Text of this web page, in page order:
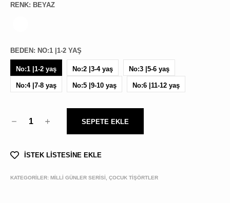
RENK: BEYAZ
BEDEN : NO:1 |1-2 YAŞ
No:1 |1-2 yaş No:2 |3-4 yaş No:3 |5-6 yaş
No:4 |7-8 yaş No:5 |9-10 yaş No:6 |11-12 yaş
1 SEPETE EKLE
İSTEK LİSTESİNE EKLE
KATEGORİLER: MİLLİ GÜNLER SERİSİ, ÇOCUK TİŞÖRTLER